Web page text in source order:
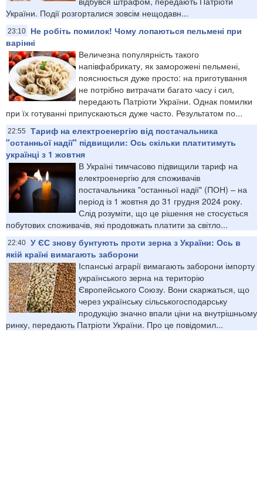
України. Події розгорталися зовсім нещодавн...
23:10
Не робіть помилок! Чому лопаються пельмені при
варінні
Величезна популярність такого
напівфабрикату, як заморожені пельмені,
пояснюється дуже просто: на приготування
не потрібно витрачати багато часу і сил,
передають Патріоти України. Однак помилки
при їх готуванні припускаються дуже часто. Результатом по...
22:55
Тариф на електроенергію від постачальника
"останньої надії" підвищили: Ось скільки платитимуть
українці з 1 жовтня
В Україні тимчасово підвищили тариф на
електроенергію для споживачів
постачальника "останньої надії" (ПОН) – на
період із 1 жовтня до 31 грудня 2024 року.
Слід розуміти, що це рішення не стосується
побутових споживачів, які продовжать платити за світло...
22:40 У ЄС знову бунтують проти зерна з України: Ось в
якій країні вимагають заборони
Іспанські аграрії вимагають заборони імпорту
українського зерна на територію
Європейського Союзу. Вони скаржаться, що
через українську сільськогосподарську
продукцію значно впали ціни на внутрішньому
ринку, передають Патріоти України. Про це повідомил...